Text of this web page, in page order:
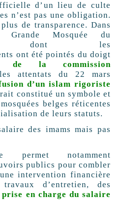
d’un lieu de culte
n’est pas une obligation.
de transparence. Dans
Mosquée du
dont les
ont été pointés du doigt
de la commission
attentats du 22 mars
d’un islam rigoriste
constitué un symbole et
belges réticentes
de leurs statuts.
des imams mais pas
permet notamment
publics pour combler
intervention financière
d’entretien, des
prise en charge du salaire